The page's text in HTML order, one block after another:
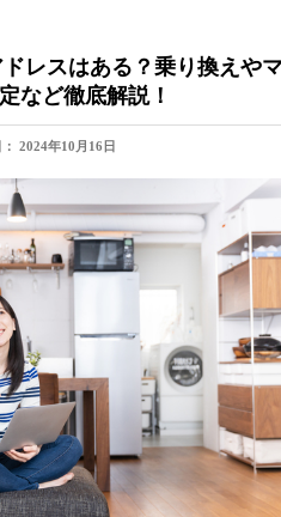
レスはある？乗り換えや
など徹底解説！
2024年10月16日